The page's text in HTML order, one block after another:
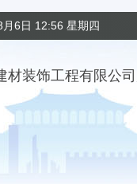
月6日 12:56 星期四